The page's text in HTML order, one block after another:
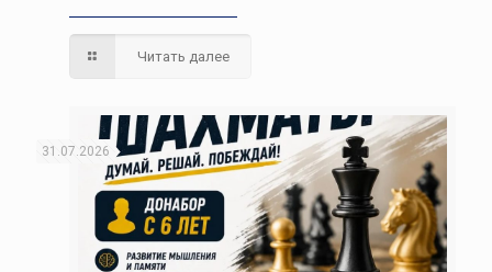
Читать далее
31.07.2026